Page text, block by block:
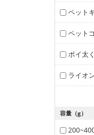
ペット
ペット
ポイ太
ライオ
容量（g）